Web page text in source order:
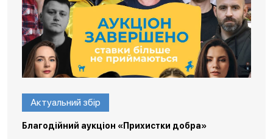
Актуальний збір
Благодійний аукціон «Прихистки добра»